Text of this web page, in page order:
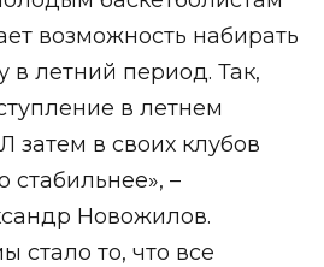
возможность набирать
в летний период. Так,
в летнем
в своих клубов
стабильнее», –
Новожилов.
стало то, что все